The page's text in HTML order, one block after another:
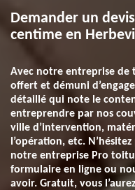
Demander un
centime en
Avec notre entreprise de
offert et démuni
détaillé qui note le
entreprendre par nos
ville d’intervention,
l’opération, etc.
notre entreprise Pro
formulaire en ligne ou
avoir. Gratuit, vous